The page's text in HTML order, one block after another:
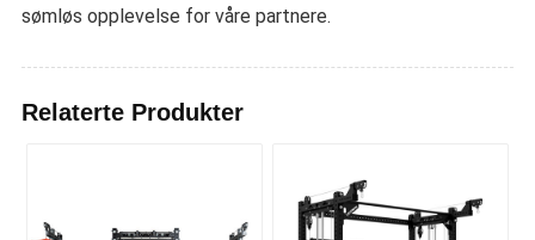
sømløs opplevelse for våre partnere.
Relaterte Produkter